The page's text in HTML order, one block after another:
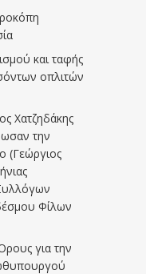
και ταφής
οπλιτών
Χατζηδάκης
την
(Γεώργιος
Φίλων
για την